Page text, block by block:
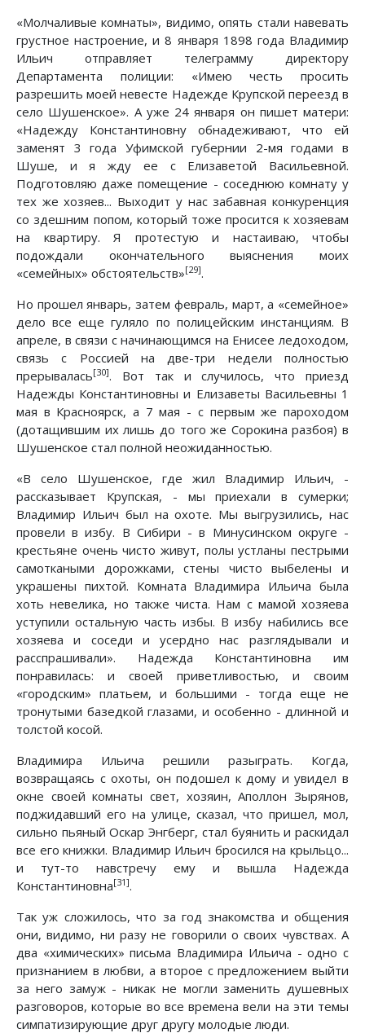
«Молчаливые комнаты», видимо, опять стали навевать
грустное настроение, и 8 января 1898 года Владимир
Ильич отправляет телеграмму директору
Департамента полиции: «Имею честь просить
разрешить моей невесте Надежде Крупской переезд в
село Шушенское». А уже 24 января он пишет матери:
«Надежду Константиновну обнадеживают, что ей
заменят 3 года Уфимской губернии 2-мя годами в
Шуше, и я жду ее с Елизаветой Васильевной.
Подготовляю даже помещение - соседнюю комнату у
тех же хозяев... Выходит у нас забавная конкуренция
со здешним попом, который тоже просится к хозяевам
на квартиру. Я протестую и настаиваю, чтобы
подождали окончательного выяснения моих
«семейных» обстоятельств»[29].
Но прошел январь, затем февраль, март, а «семейное»
дело все еще гуляло по полицейским инстанциям. В
апреле, в связи с начинающимся на Енисее ледоходом,
связь с Россией на две-три недели полностью
прерывалась[30]. Вот так и случилось, что приезд
Надежды Константиновны и Елизаветы Васильевны 1
мая в Красноярск, а 7 мая - с первым же пароходом
(дотащившим их лишь до того же Сорокина разбоя) в
Шушенское стал полной неожиданностью.
«В село Шушенское, где жил Владимир Ильич, -
рассказывает Крупская, - мы приехали в сумерки;
Владимир Ильич был на охоте. Мы выгрузились, нас
провели в избу. В Сибири - в Минусинском округе -
крестьяне очень чисто живут, полы устланы пестрыми
самоткаными дорожками, стены чисто выбелены и
украшены пихтой. Комната Владимира Ильича была
хоть невелика, но также чиста. Нам с мамой хозяева
уступили остальную часть избы. В избу набились все
хозяева и соседи и усердно нас разглядывали и
расспрашивали». Надежда Константиновна им
понравилась: и своей приветливостью, и своим
«городским» платьем, и большими - тогда еще не
тронутыми базедкой глазами, и особенно - длинной и
толстой косой.
Владимира Ильича решили разыграть. Когда,
возвращаясь с охоты, он подошел к дому и увидел в
окне своей комнаты свет, хозяин, Аполлон Зырянов,
поджидавший его на улице, сказал, что пришел, мол,
сильно пьяный Оскар Энгберг, стал буянить и раскидал
все его книжки. Владимир Ильич бросился на крыльцо...
и тут-то навстречу ему и вышла Надежда
Константиновна[31].
Так уж сложилось, что за год знакомства и общения
они, видимо, ни разу не говорили о своих чувствах. А
два «химических» письма Владимира Ильича - одно с
признанием в любви, а второе с предложением выйти
за него замуж - никак не могли заменить душевных
разговоров, которые во все времена вели на эти темы
симпатизирующие друг другу молодые люди.